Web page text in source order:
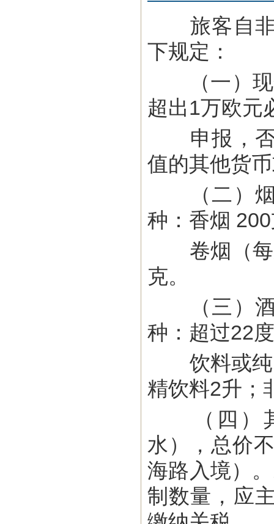
旅客自非
下规定：
（一）现
超出1万欧元
申报，否
值的其他货
（二）烟
种：香烟
卷烟（每
克。
（三）酒
种：超过22
饮料或纯
精饮料2升；
（四）其
水），总价
海路入境）
制数量，应